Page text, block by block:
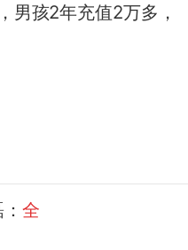
男孩2年充值2万多，
全